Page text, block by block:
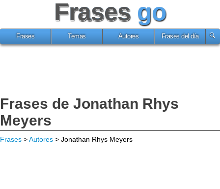
Frases go
Frases Temas Autores Frases del día
Frases de Jonathan Rhys
Meyers
Frases >Autores > Jonathan Rhys Meyers